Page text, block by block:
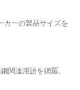
カーの製品サイズを
関連用語を網羅、